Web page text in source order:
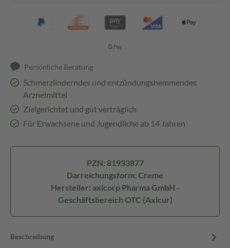
Persönliche Beratung
Schmerzlinderndes und entzündungshemmendes
Arzneimittel
Zielgerichtet und gut verträglich
Für Erwachsene und Jugendliche ab 14 Jahren
PZN: 81933877
Darreichungsform: Creme
Hersteller: axicorp Pharma GmbH -
Geschäftsbereich OTC (Axicur)
Beschreibung